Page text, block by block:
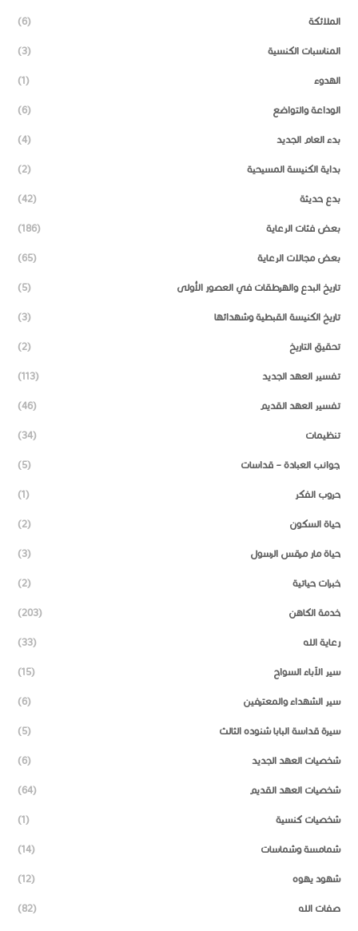
الملائكة (6)
المناسبات الكنسية (3)
الهدوء (1)
الوداعة والتواضع (6)
بدء العام الجديد (4)
بداية الكنيسة المسيحية (2)
بدع حديثة (42)
بعض فئات الرعاية (186)
بعض مجالات الرعاية (65)
تاريخ البدع والهرطقات في العصور الأولى (5)
تاريخ الكنيسة القبطية وشهدائها (3)
تحقيق التاريخ (2)
تفسير العهد الجديد (113)
تفسير العهد القديم (46)
تنظيمات (34)
جوانب العبادة – قداسات (5)
حروب الفكر (1)
حياة السكون (2)
حياة مار مرقس الرسول (3)
خبرات حياتية (2)
خدمة الكاهن (203)
رعاية الله (33)
سير الآباء السواح (15)
سير الشهداء والمعترفين (6)
سيرة قداسة البابا شنوده الثالث (5)
شخصيات العهد الجديد (6)
شخصيات العهد القديم (64)
شخصيات كنسية (1)
شمامسة وشماسات (14)
شهود يهوه (12)
صفات الله (82)